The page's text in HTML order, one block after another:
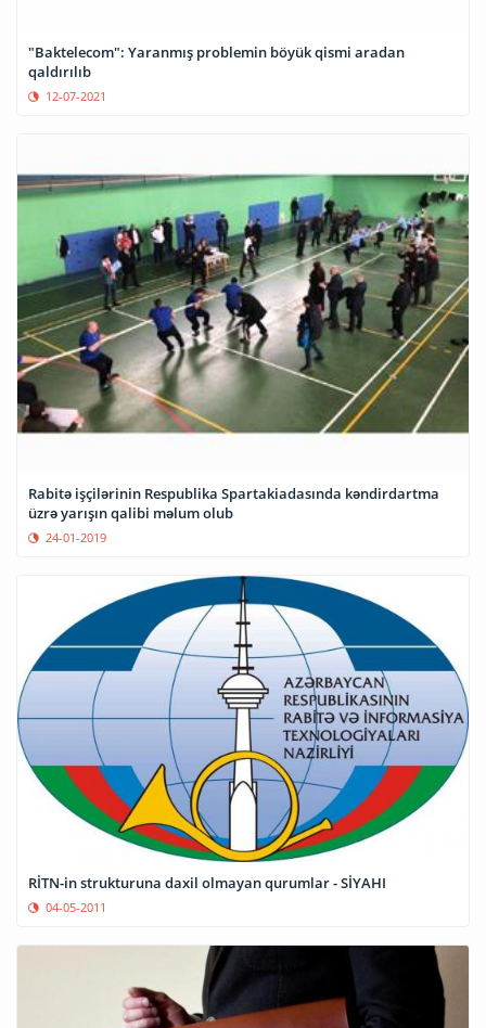
"Baktelecom": Yaranmış problemin böyük qismi aradan
qaldırılıb
12-07-2021
Rabitə işçilərinin Respublika Spartakiadasında kəndirdartma
üzrə yarışın qalibi məlum olub
24-01-2019
RİTN-in strukturuna daxil olmayan qurumlar - SİYAHI
04-05-2011